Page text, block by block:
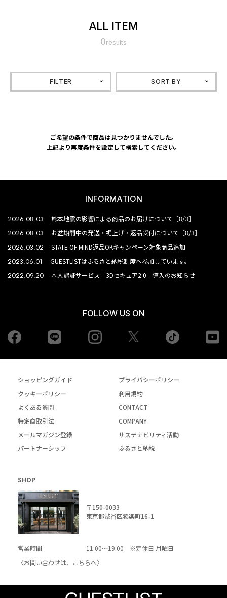
ALL ITEM
0results
FILTER SORT BY
ご希望の条件で商品は見つかりませんでした。
上記より再度条件を設定して検索してください。
INFORMATION
2026.08.03 熊本地震の影響による商品のお届けについて［8/3］
2026.08.03 お盆期間中の発送・裾上げ・返品受付について［8/3］
2026.03.02 STATE OF MIND返品OKキャンペーン対象商品追加
2023.06.01 GUESTLISTはふるさと納税制度へ参加しています。
2022.09.20 本人認証サービス「3Dセキュア2.0」導入のお知らせ
FOLLOW US ON
Facebook Instagram tiktok
ショッピングガイド
プライバシーポリシー
クッキーポリシー
利用規約
よくある質問
CONTACT
特定商取引法
COMPANY
メールマガジン登録
サステナビリティ活動
パートナーシップ
ふるさと納税
SHOP
〒150-0033
東京都渋谷区猿楽町16-1
営業時間
11:00～19:00 ※定休日 月曜日
〈お問い合わせは、
こちらへ〉